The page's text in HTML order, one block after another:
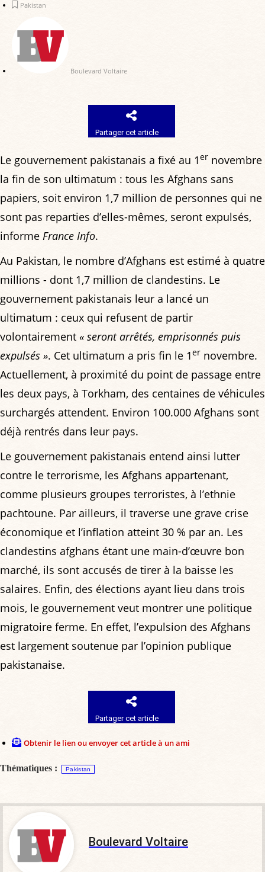
Pakistan
Boulevard Voltaire
Partager cet article
Le gouvernement pakistanais a fixé au 1er novembre
la fin de son ultimatum : tous les Afghans sans
papiers, soit environ 1,7 million de personnes qui ne
sont pas reparties d’elles-mêmes, seront expulsés,
informe France Info.
Au Pakistan, le nombre d’Afghans est estimé à quatre
millions - dont 1,7 million de clandestins. Le
gouvernement pakistanais leur a lancé un
ultimatum : ceux qui refusent de partir
volontairement « seront arrêtés, emprisonnés puis
expulsés ». Cet ultimatum a pris fin le 1er novembre.
Actuellement, à proximité du point de passage entre
les deux pays, à Torkham, des centaines de véhicules
surchargés attendent. Environ 100.000 Afghans sont
déjà rentrés dans leur pays.
Le gouvernement pakistanais entend ainsi lutter
contre le terrorisme, les Afghans appartenant,
comme plusieurs groupes terroristes, à l’ethnie
pachtoune. Par ailleurs, il traverse une grave crise
économique et l’inflation atteint 30 % par an. Les
clandestins afghans étant une main-d’œuvre bon
marché, ils sont accusés de tirer à la baisse les
salaires. Enfin, des élections ayant lieu dans trois
mois, le gouvernement veut montrer une politique
migratoire ferme. En effet, l’expulsion des Afghans
est largement soutenue par l’opinion publique
pakistanaise.
Partager cet article
Obtenir le lien ou envoyer cet article à un ami
Thématiques : Pakistan
Boulevard Voltaire